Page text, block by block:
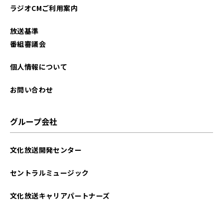
ラジオCMご利用案内
放送基準
番組審議会
個人情報について
お問い合わせ
グループ会社
文化放送開発センター
セントラルミュージック
文化放送キャリアパートナーズ